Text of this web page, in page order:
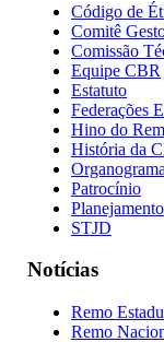
Código de
Comitê
Comissão
Equipe CBR
Estatuto
Federações
Hino do
História da
Patrocínio
STJD
Notícias
Remo
Remo